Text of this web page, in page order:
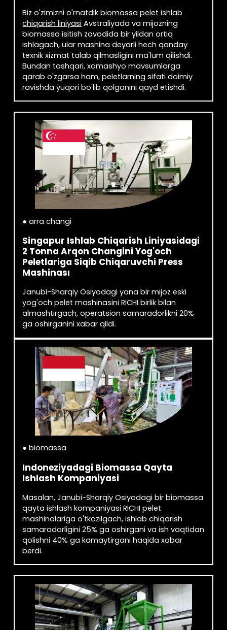
Biz o'zimizni o'rnatdikbiomassa pelet ishlab
chiqarish liniyasi Avstraliyada va mijozning
biomassa isitish zavodida bir yildan ortiq
ishlagach, ular mashina deyarli hech qanday
texnik xizmat talab qilmasligini ma'lum qilishdi.
Bundan tashqari, xomashyo mavsumlarga
qarab o'zgarsa ham, peletlarning sifati doimiy
ravishda yuqori bo'lib qolganini qayd etishdi.
● arra changi
Singapur Ishlab Chiqarish Liniyasidagi
2 Tonna Arqon Changini Yog'och
Peletlariga Siqib Chiqaruvchi Press
Mashinası
Janubi-Sharqiy Osiyodagi yana bir mijoz eski
yog'och pelet mashinasini RICHI birlik bilan
almashtirgach, operatsion samaradorlikni 20%
ga oshirganini xabar qildi.
● biomassa
Indoneziyadagi Biomassa Qayta
Ishlash Kompaniyasi
Masalan, Janubi-Sharqiy Osiyodagi bir biomassa
qayta ishlash kompaniyasi RICHI pelet
mashinalariga o'tkazilgach, ishlab chiqarish
samaradorligini 25% ga oshirgani va ish vaqtidan
qolishni 40% ga kamaytirgani haqida xabar
berdi.